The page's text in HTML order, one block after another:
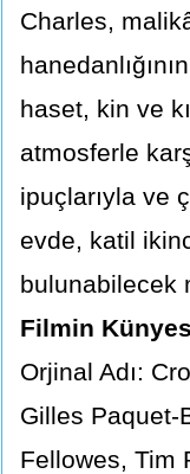
Charles,
haset, kin ve
atmosferle
ipuçlarıyla ve
evde, katil
bulunabilecek
Filmin
Orjinal Adı:
Gilles Paquet-
Fellowes, Tim